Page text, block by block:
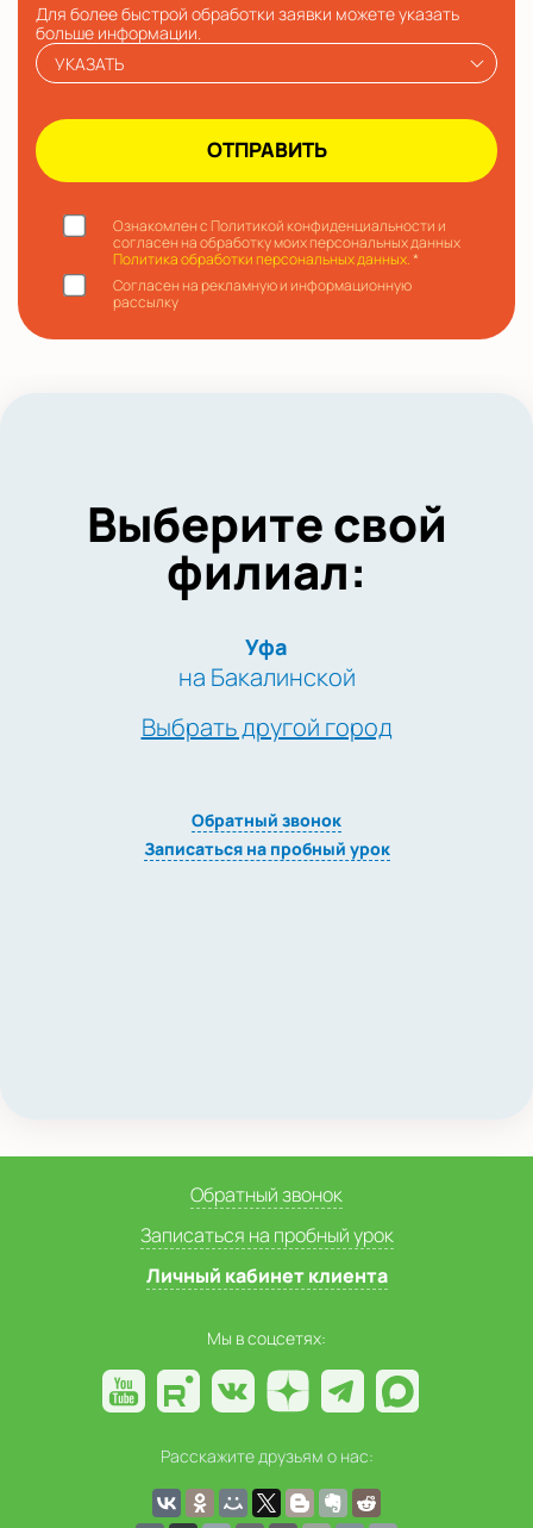
Для более быстрой обработки заявки можете указать
больше информации.
УКАЗАТЬ
Ознакомлен с Политикой конфиденциальности и
согласен на обработку моих персональных данных
Политика обработки персональных данных.*
Согласен на рекламную и информационную
рассылку
Выберите свой
филиал:
Уфа
на Бакалинской
Выбрать другой город
Обратный звонок
Записаться на пробный урок
Обратный звонок
Записаться на пробный урок
Личный кабинет клиента
Мы в соцсетях:
Расскажите друзьям о нас: